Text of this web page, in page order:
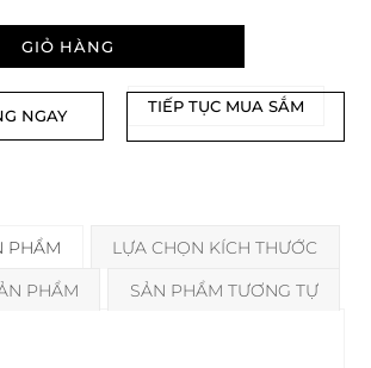
GIỎ HÀNG
NGAY TIẾP TỤC MUA SẮM
PHẨM
LỰA CHỌN KÍCH THƯỚC
PHẨM
SẢN PHẨM TƯƠNG TỰ